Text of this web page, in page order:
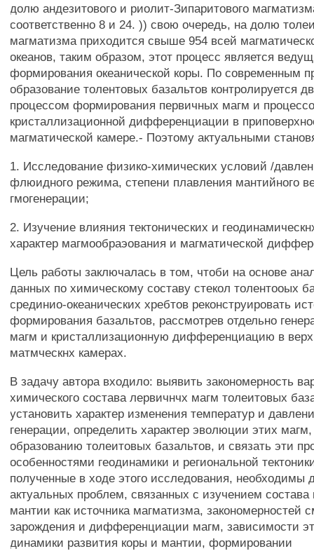
долю андезитового и риолит-Зипаритового
соответственно 8 и 24. )) свою очередь, на долю
магматизма приходится свыше 954 всей
океанов, таким образом, этот процесс является
формирования океанической коры. По современным
образование толентовых базальтов контролируется
процессом формирования первичных магм и
кристаллизационной дифференциации в
магматической камере.- Поэтому актуальными
1. Исследование физико-химических условий /
флюидного режима, степени плавления мантийного
гмогенерации;
2. Изучение влияния тектонических и
характер магмообраэования и магматической
Цель работы заключалась в том, чтоби на основе
данных по химическому составу стекол толентооых
срединио-океанических хребтов реконструировать
формирования базальтов, рассмотрев отдельно
магм и кристаллизационную дифференциацию в
матмческнх камерах.
В задачу автора входило: выявить закономерность
химического состава лервичнчх магм толеитовых
установить характер изменения температур и
генерации, определить характер эволюции этих
образованию толеитовых базальтов, и связать эти
особенностями геодинамики и региональной
полученные в ходе этого исследования, необходимы
актуальных проблем, связанных с изучением состава
мантии как источника магматизма, закономерностей
зарождения и дифференциации магм, зависимости
динамики развития коры и мантии, формировании